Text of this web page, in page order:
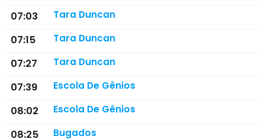
07:03 Tara Duncan
07:15 Tara Duncan
07:27 Tara Duncan
07:39 Escola De Gênios
08:02 Escola De Gênios
08:25 Bugados